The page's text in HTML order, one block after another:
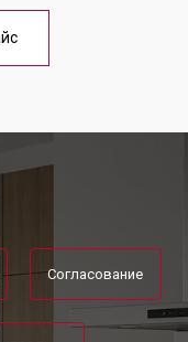
1900 ₽
Согласование